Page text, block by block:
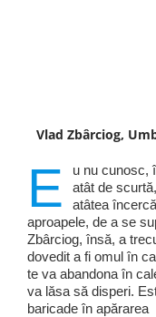
Vlad Zbârciog,
E
u nu cunosc,
atât de
atâtea
aproapele, de a se
Zbârciog, însă, a
dovedit a fi omul în
te va abandona în
va lăsa să disperi.
baricade în apărarea